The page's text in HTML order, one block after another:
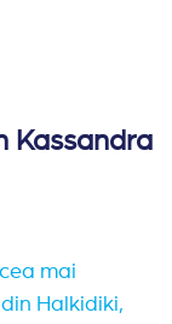
Kassandra
mai
Halkidiki,